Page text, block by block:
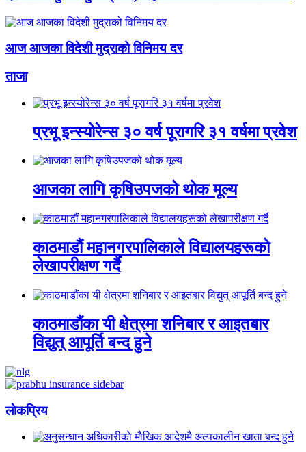
आज आजका विदेशी मुद्राको विनिमय दर
ताजा
प्रभू इन्स्योरेन्स ३० वर्ष पूरागरि ३१ वर्षमा प्रवेश
आजका लागि कृषिउपजको थोक मूल्य
काठमाडौं महानगरपालिकाले विद्यालयहरूको
लेखापरीक्षण गर्दै
काठमाडौंका यी क्षेत्रमा शनिबार र आइतबार
विद्युत् आपूर्ति बन्द हुने
लाेकप्रिय